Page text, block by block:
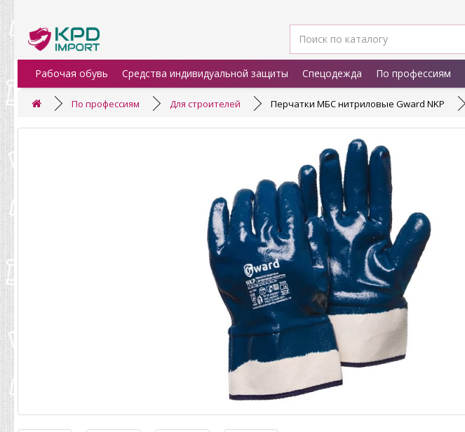
Рабочая обувь Средства индивидуальной защиты Спецодежда По профессиям
По профессиям Для строителей Перчатки МБС нитриловые Gward NKP